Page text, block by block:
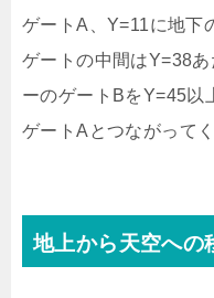
ゲートA、Y=11に地下
ゲートの中間はY=38
ーのゲートBをY=45以
ゲートAとつながって
地上から天空への